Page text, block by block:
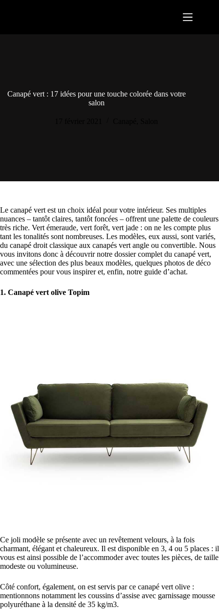
Canapé vert : 17 idées pour une touche colorée dans votre
salon
Le canapé vert est un choix idéal pour votre intérieur. Ses multiples
nuances – tantôt claires, tantôt foncées – offrent une palette de couleurs
très riche. Vert émeraude, vert forêt, vert jade : on ne les compte plus
tant les tonalités sont nombreuses. Les modèles, eux aussi, sont variés,
du canapé droit classique aux canapés vert angle ou convertible. Nous
vous invitons donc à découvrir notre dossier complet du canapé vert,
avec une sélection des plus beaux modèles, quelques photos de déco
commentées pour vous inspirer et, enfin, notre guide d’achat.
1. Canapé vert olive Topim
Ce joli modèle se présente avec un revêtement velours, à la fois
charmant, élégant et chaleureux. Il est disponible en 3, 4 ou 5 places : il
vous est ainsi possible de l’accommoder avec toutes les pièces, de taille
modeste ou volumineuse.
Côté confort, également, on est servis par ce canapé vert olive :
mentionnons notamment les coussins d’assise avec garnissage mousse
polyuréthane à la densité de 35 kg/m3.